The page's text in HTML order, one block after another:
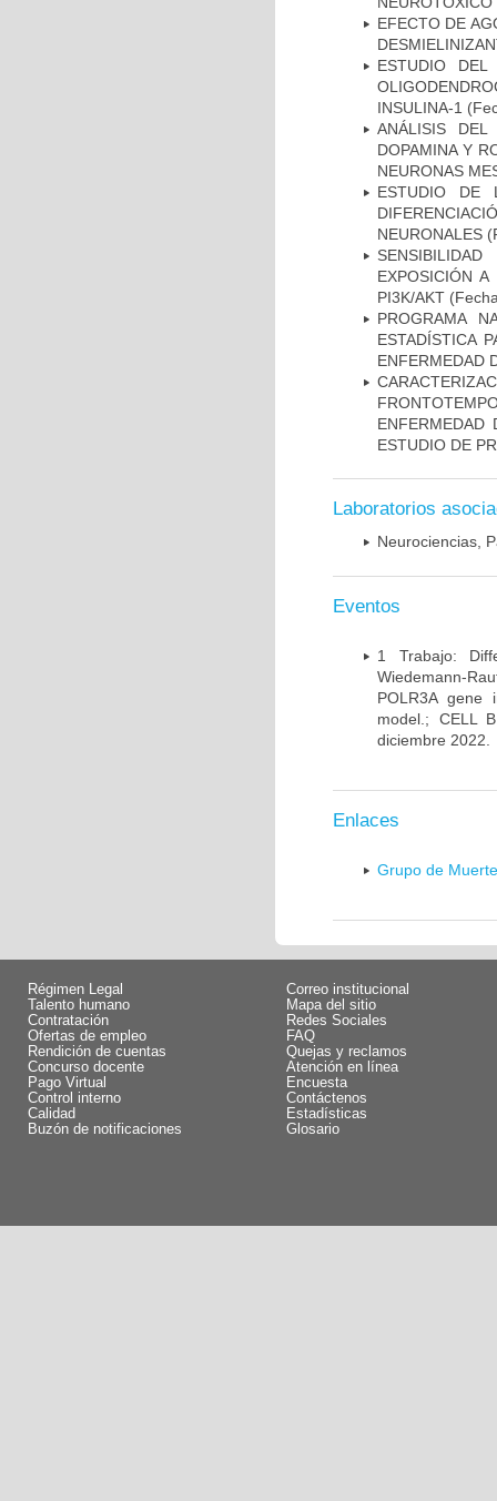
EFECTO DE
ESTUDIO
INSULINA-1
ANÁLISIS
DOPAMINA Y
NEURONAS
ESTUDIO DE
NEURONALES
EXPOSICIÓN
PI3K/AKT
PROGRAMA
ESTADÍSTICA
ENFERMEDAD
ENFERMEDAD
ESTUDIO DE
Laboratorios
Neurociencias,
Eventos
1 Trabajo:
Wiedemann-
POLR3A gene
model.; CELL
diciembre 2022.
Enlaces
Grupo de
Régimen Legal
Talento humano
Contratación
Ofertas de empleo
Rendición de cuentas
Concurso docente
Pago Virtual
Control interno
Calidad
Buzón de notificaciones
Correo institucional
Mapa del sitio
Redes Sociales
FAQ
Quejas y reclamos
Atención en línea
Encuesta
Contáctenos
Estadísticas
Glosario